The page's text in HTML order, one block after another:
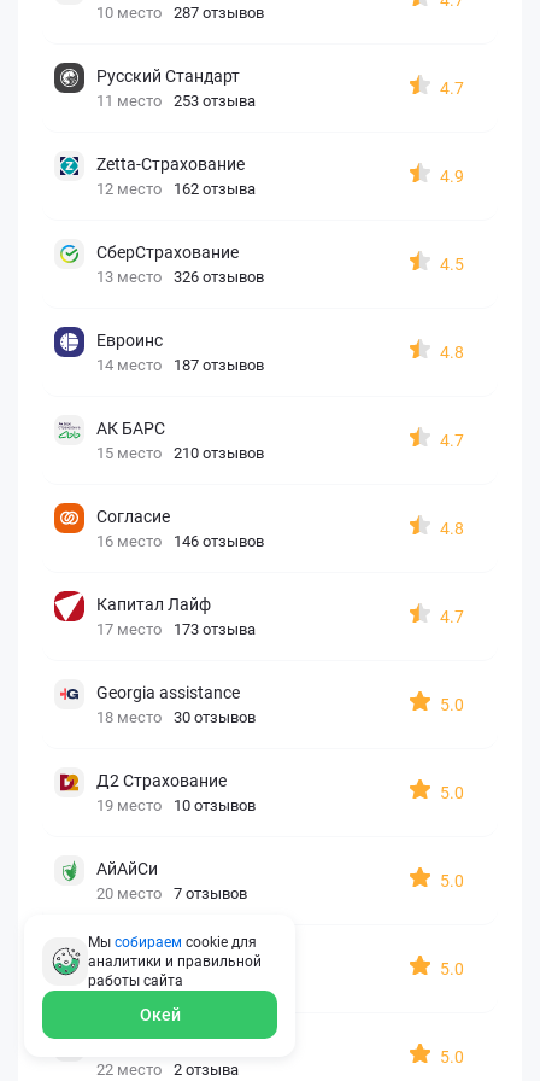
10 место 287 отзывов
Русский Стандарт
11 место 253 отзыва
4.7
Zetta-Страхование
12 место 162 отзыва
4.9
СберСтрахование
13 место 326 отзывов
4.5
Евроинс
14 место 187 отзывов
4.8
АК БАРС
15 место 210 отзывов
4.7
Согласие
16 место 146 отзывов
4.8
Капитал Лайф
17 место 173 отзыва
4.7
Georgia assistance
18 место 30 отзывов
5.0
Д2 Страхование
19 место 10 отзывов
5.0
АйАйСи
20 место 7 отзывов
5.0
OxySport
21 место 6 отзывов
5.0
ERGO AXA
22 место 2 отзыва
5.0
Мы собираем cookie для
аналитики и правильной
работы сайта
Окей